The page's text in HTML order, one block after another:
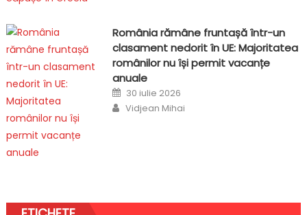
România rămâne fruntașă într-un
clasament nedorit în UE: Majoritatea
românilor nu își permit vacanțe
anuale
Posted
on
30 iulie 2026
Author
Vidjean Mihai